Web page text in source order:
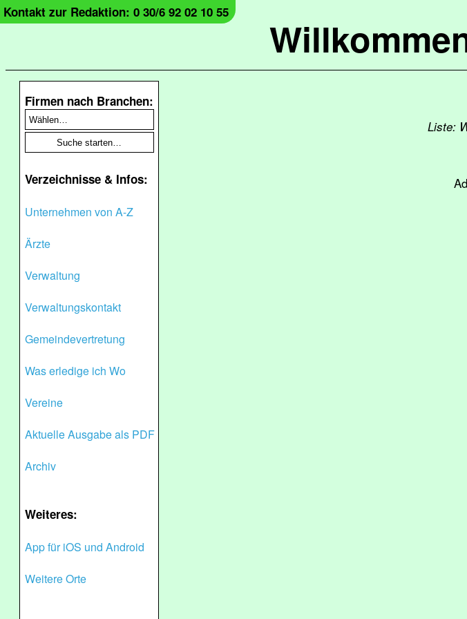
Kontakt zur Redaktion: 0 30/6 92 02 10 55
Firmen nach Branchen:
Verzeichnisse & Infos:
Unternehmen von A-Z
Ärzte
Verwaltung
Verwaltungskontakt
Gemeindevertretung
Was erledige ich Wo
Vereine
Aktuelle Ausgabe als PDF
Archiv
Weiteres:
App für iOS und Android
Weitere Orte
Liste: